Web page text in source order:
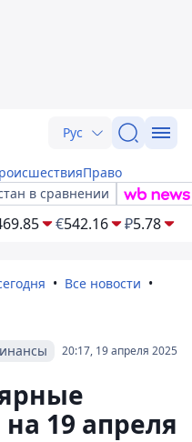
Рус
Право
в сравнении
€542.16 ₽5.78
Все новости
20:17, 19 апреля 2025
19 апреля